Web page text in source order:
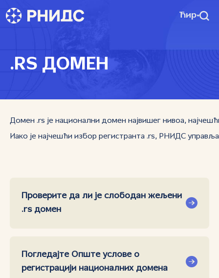
Ћир
.RS ДОМЕН
Домен .rs је национални домен највишег нивоа,
Иако је најчешћи избор регистранта .rs, РНИДС
Проверите да ли је слободан жељени
.rs домен
Погледајте Опште услове о
регистрацији националних домена